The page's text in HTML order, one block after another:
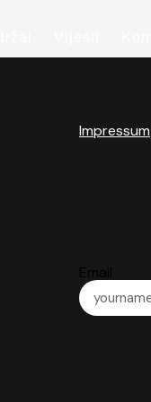
Impressum